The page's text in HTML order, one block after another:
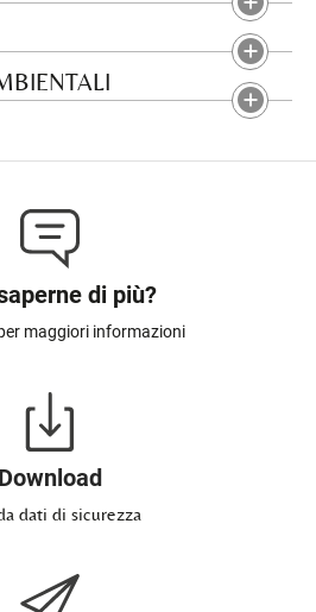
di più?
maggiori informazioni
Download
dati di sicurezza